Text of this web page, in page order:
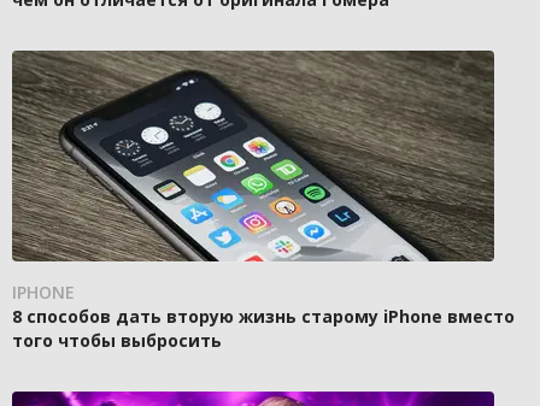
IPHONE
8 способов дать вторую жизнь старому iPhone вместо
того чтобы выбросить